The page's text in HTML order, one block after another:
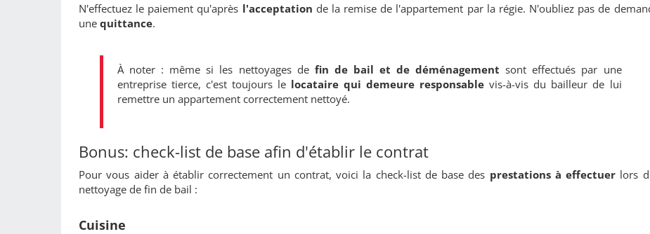
N'effectuez le paiement qu'après l'acceptation de la remise de l'appartement par la régie. N'oubliez pas de
une quittance.
À noter : même si les nettoyages de fin de bail et de déménagementsont effectués par une
entreprise tierce, c'est toujours le locataire qui demeure responsablevis-à-vis du bailleur de lui
remettre un appartement correctement nettoyé.
Bonus: check-list de base afin d'établir le contrat
Pour vous aider à établir correctement un contrat, voici la check-list de base des prestations à effectuer lors
nettoyage de fin de bail :
Cuisine